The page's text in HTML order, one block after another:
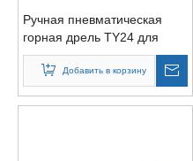
Ручная пневматическая
горная дрель TY24 для
горнодобывающей
промышленности
Добавить в корзину